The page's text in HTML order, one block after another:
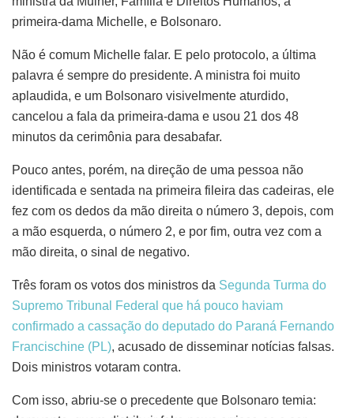
primeira-dama Michelle, e Bolsonaro.
Não é comum Michelle falar. E pelo protocolo, a última
palavra é sempre do presidente. A ministra foi muito
aplaudida, e um Bolsonaro visivelmente aturdido,
cancelou a fala da primeira-dama e usou 21 dos 48
minutos da cerimônia para desabafar.
Pouco antes, porém, na direção de uma pessoa não
identificada e sentada na primeira fileira das cadeiras, ele
fez com os dedos da mão direita o número 3, depois, com
a mão esquerda, o número 2, e por fim, outra vez com a
mão direita, o sinal de negativo.
Três foram os votos dos ministros da Segunda Turma do
Supremo Tribunal Federal que há pouco haviam
confirmado a cassação do deputado do Paraná Fernando
Francischine (PL), acusado de disseminar notícias falsas.
Dois ministros votaram contra.
Com isso, abriu-se o precedente que Bolsonaro temia: